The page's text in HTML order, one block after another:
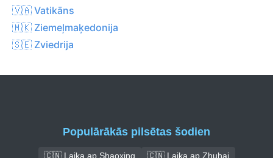
🇻🇦 Vatikāns
🇲🇰 Ziemeļmaķedonija
🇸🇪 Zviedrija
Populārākās pilsētas šodien
🇨🇳 Laika ap Shaoxing
🇨🇳 Laika ap Zhuhai